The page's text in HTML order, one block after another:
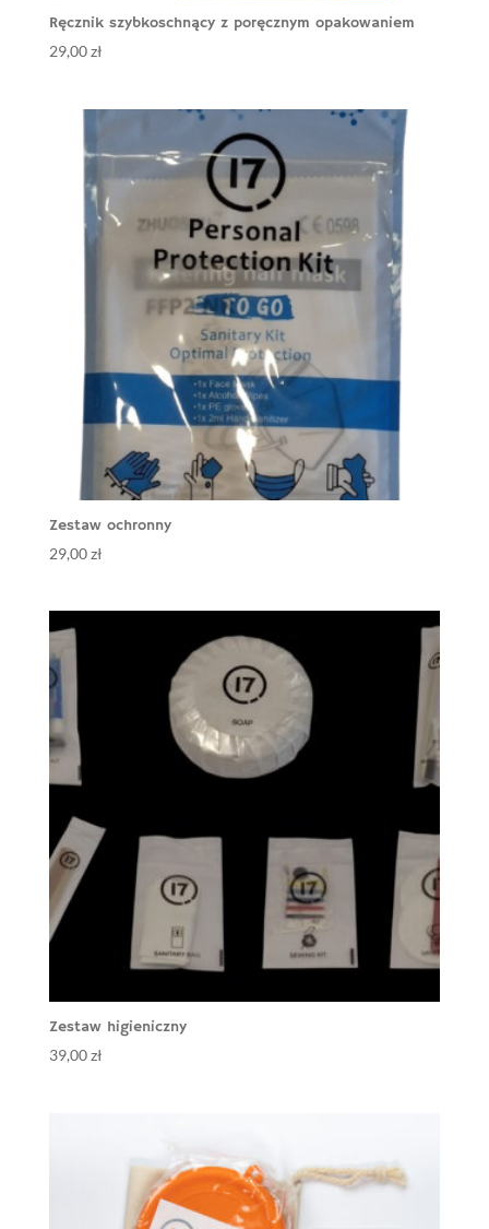
Ręcznik szybkoschnący z poręcznym opakowaniem
29,00zł
Zestaw ochronny
29,00zł
Zestaw higieniczny
39,00zł